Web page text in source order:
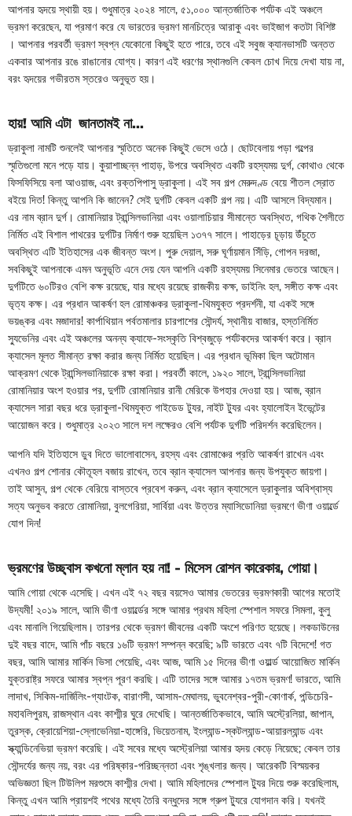
আপনার হৃদয়ে স্থায়ী হয়। শুধুমাত্র ২০২৪ সালে, ৫১,০০০ আন্তর্জাতিক পর্যটক এই অঞ্চলে
ভ্রমণ করেছেন, যা প্রমাণ করে যে ভারতের ভ্রমণ মানচিত্রে আরাকু এবং ভাইজাগ কতটা বিশিষ্ট
। আপনার পরবর্তী ভ্রমণ স্বপ্ন যেকোনো কিছুই হতে পারে, তবে এই সবুজ ক্যানভাসটি অন্তত
একবার আপনার রঙে রাঙানোর যোগ্য। কারণ এই ধরণের স্থানগুলি কেবল চোখ দিয়ে দেখা যায় না,
বরং হৃদয়ের গভীরতম স্তরেও অনুভূত হয়।
হায়! আমি এটা জানতামই না...
ড্রাকুলা নামটি শুনলেই আপনার স্মৃতিতে অনেক কিছুই ভেসে ওঠে। ছোটবেলায় পড়া গল্পের
স্মৃতিগুলো মনে পড়ে যায়। কুয়াশাচ্ছন্ন পাহাড়, উপরে অবস্থিত একটি রহস্যময় দুর্গ, কোথাও থেকে
ফিসফিসিয়ে বলা আওয়াজ, এবং রক্তপিপাসু ড্রাকুলা। এই সব গল্প মেরুদণ্ড বেয়ে শীতল স্রোত
বইয়ে দিত! কিন্তু আপনি কি জানেন? সেই দুর্গটি কেবল একটি গল্প নয়। এটি আসলে বিদ্যমান।
এর নাম ব্রান দুর্গ। রোমানিয়ার ট্রান্সিলভানিয়া এবং ওয়ালাচিয়ার সীমান্তে অবস্থিত, গথিক শৈলীতে
নির্মিত এই বিশাল পাথরের দুর্গটির নির্মাণ শুরু হয়েছিল ১৩৭৭ সালে। পাহাড়ের চূড়ায় উঁচুতে
অবস্থিত এটি ইতিহাসের এক জীবন্ত অংশ। পুরু দেয়াল, সরু ঘূর্ণায়মান সিঁড়ি, গোপন দরজা,
সবকিছুই আপনাকে এমন অনুভূতি এনে দেয় যেন আপনি একটি রহস্যময় সিনেমার ভেতরে আছেন।
দুর্গটিতে ৬০টিরও বেশি কক্ষ রয়েছে, যার মধ্যে রয়েছে রাজকীয় কক্ষ, ডাইনিং হল, সঙ্গীত কক্ষ এবং
ভৃত্য কক্ষ। এর প্রধান আকর্ষণ হল রোমাঞ্চকর ড্রাকুলা-থিমযুক্ত প্রদর্শনী, যা একই সঙ্গে
ভয়ঙ্কর এবং মজাদার! কার্পাথিয়ান পর্বতমালার চারপাশের সৌন্দর্য, স্থানীয় বাজার, হস্তনির্মিত
স্যুভেনির এবং এই অঞ্চলের অনন্য ক্যাফে-সংস্কৃতি বিশ্বজুড়ে পর্যটকদের আকর্ষণ করে। ব্রান
ক্যাসেল মূলত সীমান্ত রক্ষা করার জন্য নির্মিত হয়েছিল। এর প্রধান ভূমিকা ছিল অটোমান
আক্রমণ থেকে ট্রান্সিলভানিয়াকে রক্ষা করা। পরবর্তী কালে, ১৯২০ সালে, ট্রান্সিলভানিয়া
রোমানিয়ার অংশ হওয়ার পর, দুর্গটি রোমানিয়ার রানী মেরিকে উপহার দেওয়া হয়। আজ, ব্রান
ক্যাসেল সারা বছর ধরে ড্রাকুলা-থিমযুক্ত গাইডেড ট্যুর, নাইট ট্যুর এবং হ্যালোইন ইভেন্টের
আয়োজন করে। শুধুমাত্র ২০২৩ সালে দশ লক্ষেরও বেশি পর্যটক দুর্গটি পরিদর্শন করেছিলেন।
আপনি যদি ইতিহাসে ডুব দিতে ভালোবাসেন, রহস্য এবং রোমাঞ্চের প্রতি আকর্ষণ রাখেন এবং
এখনও গল্প শোনার কৌতূহল বজায় রাখেন, তবে ব্রান ক্যাসেল আপনার জন্য উপযুক্ত জায়গা।
তাই আসুন, গল্প থেকে বেরিয়ে বাস্তবে প্রবেশ করুন, এবং ব্রান ক্যাসেলে ড্রাকুলার অবিশ্বাস্য
সত্য অনুভব করতে রোমানিয়া, বুলগেরিয়া, সার্বিয়া এবং উত্তর ম্যাসিডোনিয়া ভ্রমণে ভীণা ওয়ার্ল্ডে
যোগ দিন!
ভ্রমণের উচ্ছ্বাস কখনো ম্লান হয় না! - মিসেস রোশন কারেকার, গোয়া।
আমি গোয়া থেকে এসেছি। এখন এই ৭২ বছর বয়সেও আমার ভেতরের ভ্রমণকারী আগের মতোই
উদ্যমী! ২০১৯ সালে, আমি ভীণা ওয়ার্ল্ডের সঙ্গে আমার প্রথম মহিলা স্পেশাল সফরে সিমলা, কুলু
এবং মানালি গিয়েছিলাম। তারপর থেকে ভ্রমণ জীবনের একটি অংশে পরিণত হয়েছে। লকডাউনের
দুই বছর বাদে, আমি পাঁচ বছরে ১৬টি ভ্রমণ সম্পন্ন করেছি; ৯টি ভারতে এবং ৭টি বিদেশে! গত
বছর, আমি আমার মার্কিন ভিসা পেয়েছি, এবং আজ, আমি ১৫ দিনের ভীণা ওয়ার্ল্ড আয়োজিত মার্কিন
যুক্তরাষ্ট্র সফরে আমার স্বপ্ন পূরণ করছি। এটি তাদের সঙ্গে আমার ১৭তম ভ্রমণ! ভারতে, আমি
লাদাখ, সিকিম-দার্জিলিং-গ্যাংটক, বারাণসী, আসাম-মেঘালয়, ভুবনেশ্বর-পুরী-কোণার্ক, পন্ডিচেরি-
মহাবলিপুরম, রাজস্থান এবং কাশ্মীর ঘুরে দেখেছি। আন্তর্জাতিকভাবে, আমি অস্ট্রেলিয়া, জাপান,
তুরস্ক, ক্রোয়েশিয়া-স্লোভেনিয়া-হাঙ্গেরি, ভিয়েতনাম, ইংল্যান্ড-স্কটল্যান্ড-আয়ারল্যান্ড এবং
স্ক্যান্ডিনেভিয়া ভ্রমণ করেছি। এই সবের মধ্যে অস্ট্রেলিয়া আমার হৃদয় কেড়ে নিয়েছে; কেবল তার
সৌন্দর্যের জন্য নয়, বরং এর পরিষ্কার-পরিচ্ছন্নতা এবং শৃঙ্খলার জন্য। আরেকটি বিস্ময়কর
অভিজ্ঞতা ছিল টিউলিপ মরশুমে কাশ্মীর দেখা। আমি মহিলাদের স্পেশাল ট্যুর দিয়ে শুরু করেছিলাম,
কিন্তু এখন আমি প্রায়শই পথের মধ্যে তৈরি বন্ধুদের সঙ্গে গ্রুপ ট্যুরে যোগদান করি। যখনই